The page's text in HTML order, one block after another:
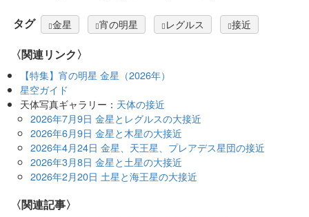
タグ 金星 宵の明星 レグルス 接近
〈関連リンク〉
【特集】宵の明星 金星（2026年）
星空ガイド
天体写真ギャラリー： 天体の接近
2026年7月9日 金星とレグルスの大接近
2026年6月9日 金星と木星の大接近
2026年4月24日 金星、天王星、プレアデス星団の接近
2026年3月8日 金星と土星の大接近
2026年2月20日 土星と海王星の大接近
関連記事